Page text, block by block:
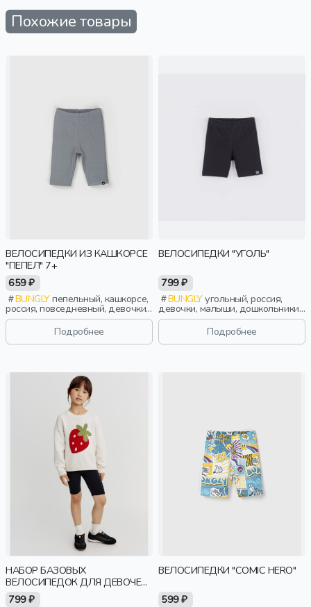
Похожие товары
ВЕЛОСИПЕДКИ ИЗ КАШКОРСЕ
"ПЕПЕЛ" 7+
659 ₽
BUNGLYпепельный, кашкорсе,
россия, повседневный, девочки,
школьники, подростки, дети
Подробнее
ВЕЛОСИПЕДКИ "УГОЛЬ"
799 ₽
BUNGLYугольный, россия,
девочки, малыши, дошкольники,
дети
Подробнее
НАБОР БАЗОВЫХ
ВЕЛОСИПЕДОК ДЛЯ ДЕВОЧЕК,
2 ШТ.
799 ₽
ВЕЛОСИПЕДКИ "COMIC HERO"
599 ₽